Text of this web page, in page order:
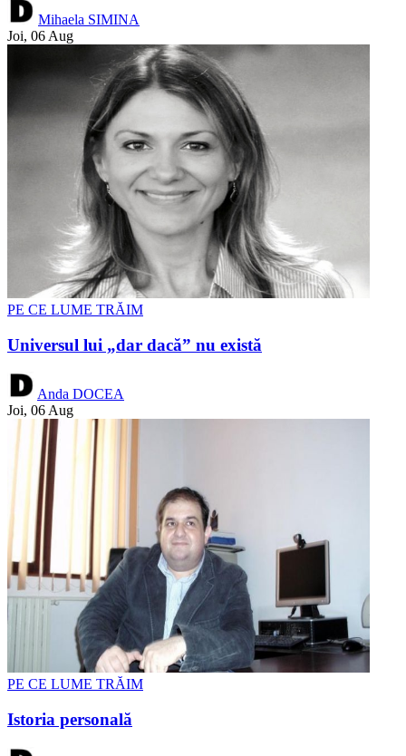
Mihaela SIMINA
Joi, 06 Aug
PE CE LUME TRĂIM
Universul lui „dar dacă” nu există
Anda DOCEA
Joi, 06 Aug
PE CE LUME TRĂIM
Istoria personală